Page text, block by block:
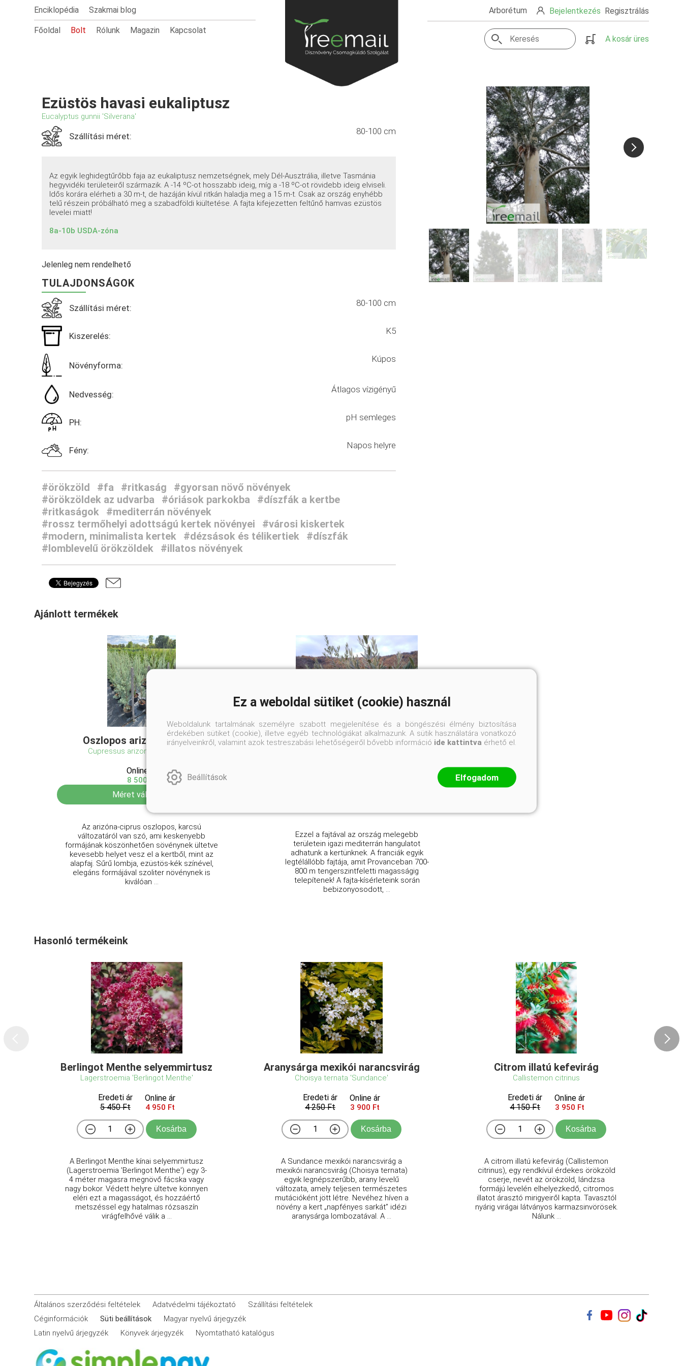
Enciklopédia Szakmai blog
Főoldal Bolt Rólunk Magazin Kapcsolat
Arborétum Bejelentkezés Regisztrálás
A kosár üres
Ezüstös havasi eukaliptusz
Eucalyptus gunnii 'Silverana'
Szállítási méret: 80-100 cm
Az egyik leghidegtűrőbb faja az eukaliptusz nemzetségnek, mely Dél-Ausztrália, illetve Tasmánia
hegyvidéki területeiről származik. A -14 ºC-ot hosszabb ideig, míg a -18 ºC-ot rövidebb ideig elviseli.
Idős korára elérheti a 30 m-t, de hazáján kívül ritkán haladja meg a 15 m-t. Csak az ország enyhébb
telű részein próbálható meg a szabadföldi kiültetése. A fajta kifejezetten feltűnő hamvas ezüstös
levelei miatt!
8a-10b USDA-zóna
Jelenleg nem rendelhető
TULAJDONSÁGOK
Szállítási méret: 80-100 cm
Kiszerelés: K5
Növényforma:
Kúpos
Nedvesség: Átlagos vízigényű
PH: pH semleges
Fény: Napos helyre
#örökzöld #fa #ritkaság
#gyorsan növő növények
#örökzöldek az udvarba
#óriások parkokba
#díszfák a kertbe
#ritkaságok
#mediterrán növények
#rossz termőhelyi adottságú kertek növényei
#városi kiskertek
#modern, minimalista kertek
#dézsások és télikertiek
#díszfák
#lomblevelű örökzöldek
#illatos növények
Ajánlott termékek
Oszlopos arizóniai ciprus
Cupressus arizonica 'Fastigiata'
Online ár
8 500 Ft
Méret választás
Az arizóna-ciprus oszlopos, karcsú
változatáról van szó, ami keskenyebb
formájának köszönhetően sövénynek ültetve
kevesebb helyet vesz el a kertből, mint az
alapfaj. Sűrű lombja, ezüstös-kék színével,
elegáns formájával szoliter növénynek is
kiválóan ...
Aglandaou olajfa
Ezzel a fajtával az ország melegebb
területein igazi mediterrán hangulatot
adhatunk a kertünknek. A franciák egyik
legtélállóbb fajtája, amit Provanceban 700-
800 m tengerszintfeletti magasságig
telepítenek! A fajta-kísérleteink során
bebizonyosodott, ...
Hasonló termékeink
Berlingot Menthe selyemmirtusz
Lagerstroemia 'Berlingot Menthe'
Eredeti ár
5 450 Ft
Online ár
4 950 Ft
Kosárba
A Berlingot Menthe kínai selyemmirtusz
(Lagerstroemia 'Berlingot Menthe') egy 3-
4 méter magasra megnövő fácska vagy
nagy bokor. Védett helyre ültetve könnyen
eléri ezt a magasságot, és hozzáértő
metszéssel egy hatalmas rózsaszín
virágfelhővé válik a ...
Aranysárga mexikói narancsvirág
Choisya ternata 'Sundance'
Eredeti ár
4 250 Ft
Online ár
3 900 Ft
Kosárba
A Sundance mexikói narancsvirág a
mexikói narancsvirág (Choisya ternata)
egyik legnépszerűbb, arany levelű
változata, amely teljesen természetes
mutációként jött létre. Nevéhez híven a
növény a kert „napfényes sarkát” idézi
aranysárga lombozatával. A ...
Citrom illatú kefevirág
Callistemon citrinus
Eredeti ár
4 150 Ft
Online ár
3 950 Ft
Kosárba
A citrom illatú kefevirág (Callistemon
citrinus), egy rendkívül érdekes örökzöld
cserje, nevét az örökzöld, lándzsa
formájú levelén elhelyezkedő, citromos
illatot árasztó mirigyeiről kapta. Tavasztól
nyárig virágai látványos karmazsinvörösek.
Nálunk ...
Általános szerződési feltételek Adatvédelmi tájékoztató
Szállítási feltételek
Céginformációk
Süti beállítások
Magyar nyelvű árjegyzék
Latin nyelvű árjegyzék
Könyvek árjegyzék Nyomtatható katalógus
Ez a weboldal sütiket (cookie) használ
Weboldalunk tartalmának személyre szabott megjelenítése és a böngészési élmény biztosítása
érdekében sütiket (cookie), illetve egyéb technológiákat alkalmazunk. A sütik használatára vonatkozó
irányelveinkről, valamint azok testreszabási lehetőségeiről bővebb információ ide kattintva érhető el.
Beállítások Elfogadom